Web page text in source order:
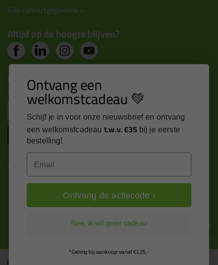
Alle contactgegevens >
Altijd op de hoogte blijven?
Nieuws, tips en exclusieve deals rechtstreeks in je
inbox
Inschrijven
Kitcentrum is trots op:
Alle prijzen zijn in EURO en excl. 21% BTW
wijzig naar incl. BTW
Ontvang een
welkomstcadeau 💚
Schijf je in voor onze nieuwsbrief en ontvang
een welkomstcadeau t.w.v. €35 bij je eerste
bestelling!
Email
Ontvang de actiecode ›
Nee, ik wil geen cadeau
*Geldig bij aankoop vanaf €125,-